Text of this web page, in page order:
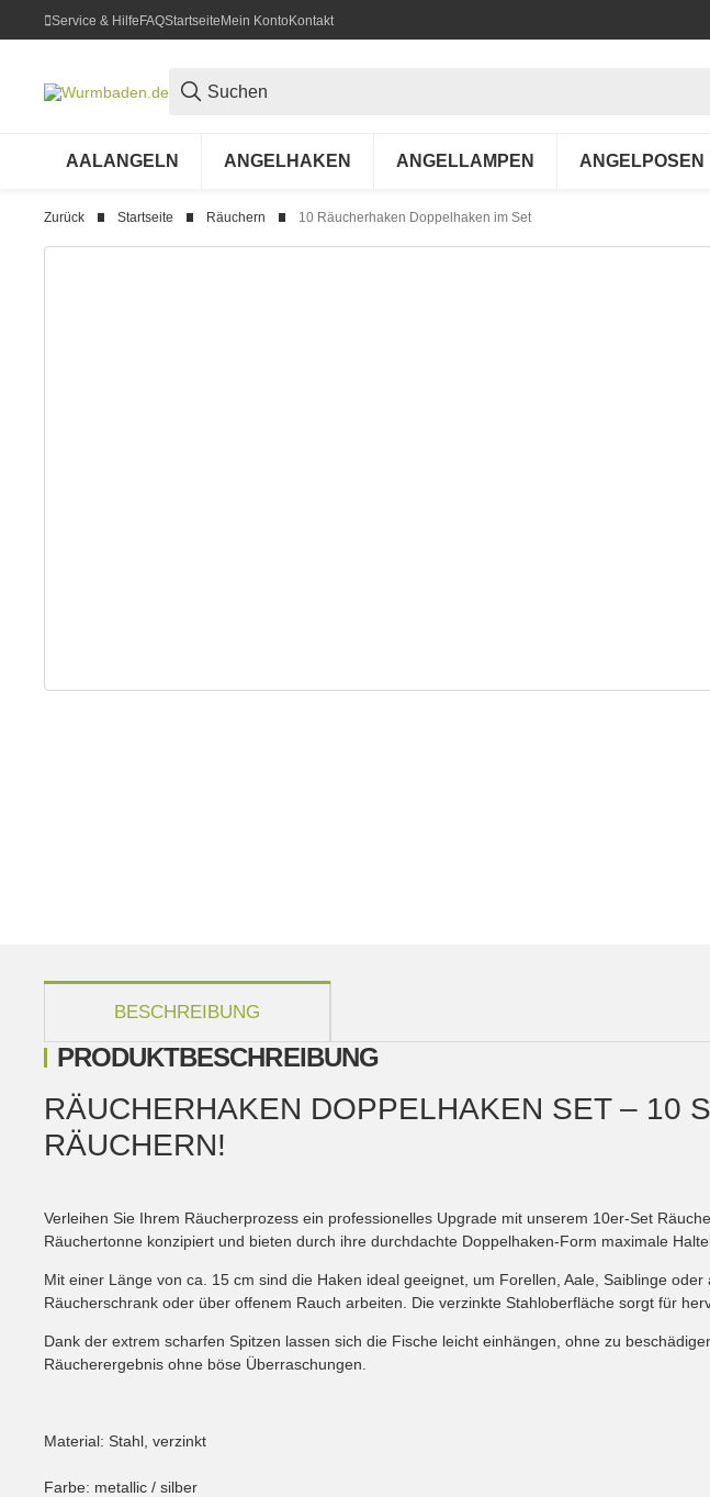
Service & HilfeFAQStartseiteMein KontoKontakt
AALANGELN ANGELHAKEN ANGELLAMPEN ANGELPOSEN
Zurück Startseite Räuchern 10 Räucherhaken Doppelhaken im Set
BESCHREIBUNG
PRODUKTBESCHREIBUNG
RÄUCHERHAKEN DOPPELHAKEN SET – 10
RÄUCHERN!
Verleihen Sie Ihrem Räucherprozess ein professionelles Upgrade mit unserem 10er-Set
Räuchertonne konzipiert und bieten durch ihre durchdachte Doppelhaken-Form maximale
Mit einer Länge von ca. 15 cm sind die Haken ideal geeignet, um Forellen, Aale, Saiblinge
Räucherschrank oder über offenem Rauch arbeiten. Die verzinkte Stahloberfläche sorgt für
Dank der extrem scharfen Spitzen lassen sich die Fische leicht einhängen, ohne zu
Räucherergebnis ohne böse Überraschungen.
Material: Stahl, verzinkt
Farbe: metallic / silber